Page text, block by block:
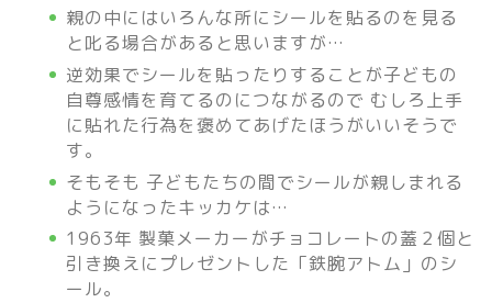
親の中にはいろんな所にシールを貼るのを見る
と叱る場合があると思いますが…
逆効果でシールを貼ったりすることが子どもの
自尊感情を育てるのにつながるので むしろ上手
に貼れた行為を褒めてあげたほうがいいそうで
す。
そもそも 子どもたちの間でシールが親しまれる
ようになったキッカケは…
1963年 製菓メーカーがチョコレートの蓋２個と
引き換えにプレゼントした「鉄腕アトム」のシ
ール。